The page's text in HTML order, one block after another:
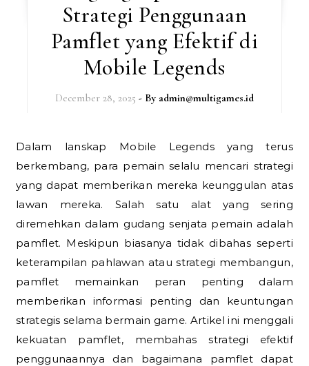
Strategi Penggunaan
Pamflet yang Efektif di
Mobile Legends
December 28, 2025 - By admin@multigames.id
Dalam lanskap Mobile Legends yang terus
berkembang, para pemain selalu mencari strategi
yang dapat memberikan mereka keunggulan atas
lawan mereka. Salah satu alat yang sering
diremehkan dalam gudang senjata pemain adalah
pamflet. Meskipun biasanya tidak dibahas seperti
keterampilan pahlawan atau strategi membangun,
pamflet memainkan peran penting dalam
memberikan informasi penting dan keuntungan
strategis selama bermain game. Artikel ini menggali
kekuatan pamflet, membahas strategi efektif
penggunaannya dan bagaimana pamflet dapat